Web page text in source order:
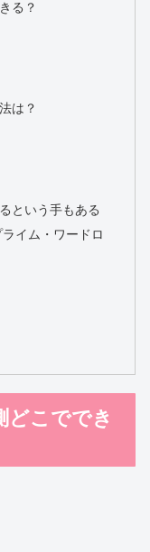
る？
は？
という手もある
イム・ワードロ
どこででき